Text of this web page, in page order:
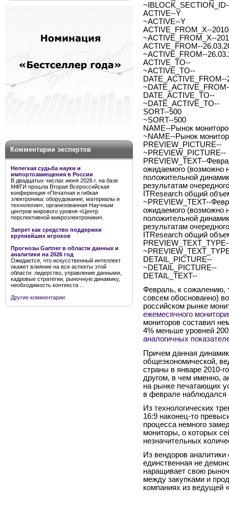
Комментарии экспертов
Нелегкая судьба науки и
импортозамещения в России
В двадцатых числах июня 2026 г. на базе
МФТИ прошла Вторая Всероссийская
конференция «Печатная и гибкая
электроника: оборудование, материалы и
технологии», организованная Научным
центров мирового уровня «Центр
перспективной микроэлектроники».
Запрет как средство поддержки
крупнейших игроков
Прогнозы Gartner в области данных и
аналитики на 2026 год
Ожидается, что искусственный интеллект
окажет влияние на все аспекты этой
области: лидерство, управление данными,
кадровые стратегии, рыночную динамику,
необходимость контекста ...
Другие комментарии
ACTIVE--Y
~ACTIVE--Y
ACTIVE_FROM_X--
~ACTIVE_FROM_X--
ACTIVE_FROM--
~ACTIVE_FROM--
ACTIVE_TO--
~ACTIVE_TO--
DATE_ACTIVE_FROM--
DATE_ACTIVE_TO--
~DATE_ACTIVE_TO--
SORT--500
~SORT--500
NAME--Рынок
~NAME--Рынок
PREVIEW_PICTURE--
~PREVIEW_PICTURE--
PREVIEW_TEXT--
ожидаемого (возможно
положительной
результатам
ITResearch общий
~PREVIEW_TEXT--
ожидаемого (возможно
положительной
результатам
ITResearch общий
DETAIL_PICTURE--
~DETAIL_PICTURE--
DETAIL_TEXT--
Февраль, к сожалению,
совсем обоснованно)
российском рынке
ежемесячного
мониторов составил
4% меньше уровней
аналогичных
Причем данная
общеэкономической,
страны в январе 2010-го
другом, в чем именно,
на рынке печатающих
в феврале наблюдался
Из технологических
16:9 наконец-то
процесса немного
мониторы, о которых
незначительных
Из вендоров
единственная не
наращивает свою
между закупками и
компаниях из ведущей